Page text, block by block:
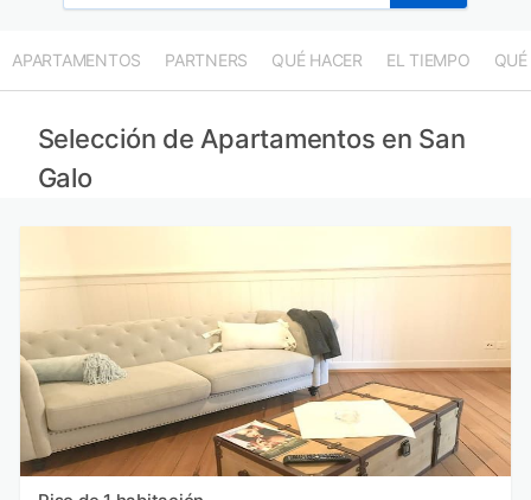
APARTAMENTOS PARTNERS QUÉ HACER EL TIEMPO QUÉ
Selección de Apartamentos en San
Galo